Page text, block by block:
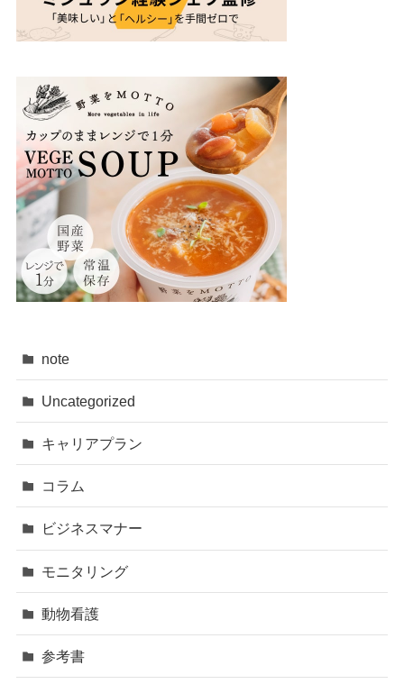
note
Uncategorized
キャリアプラン
コラム
ビジネスマナー
モニタリング
動物看護
参考書